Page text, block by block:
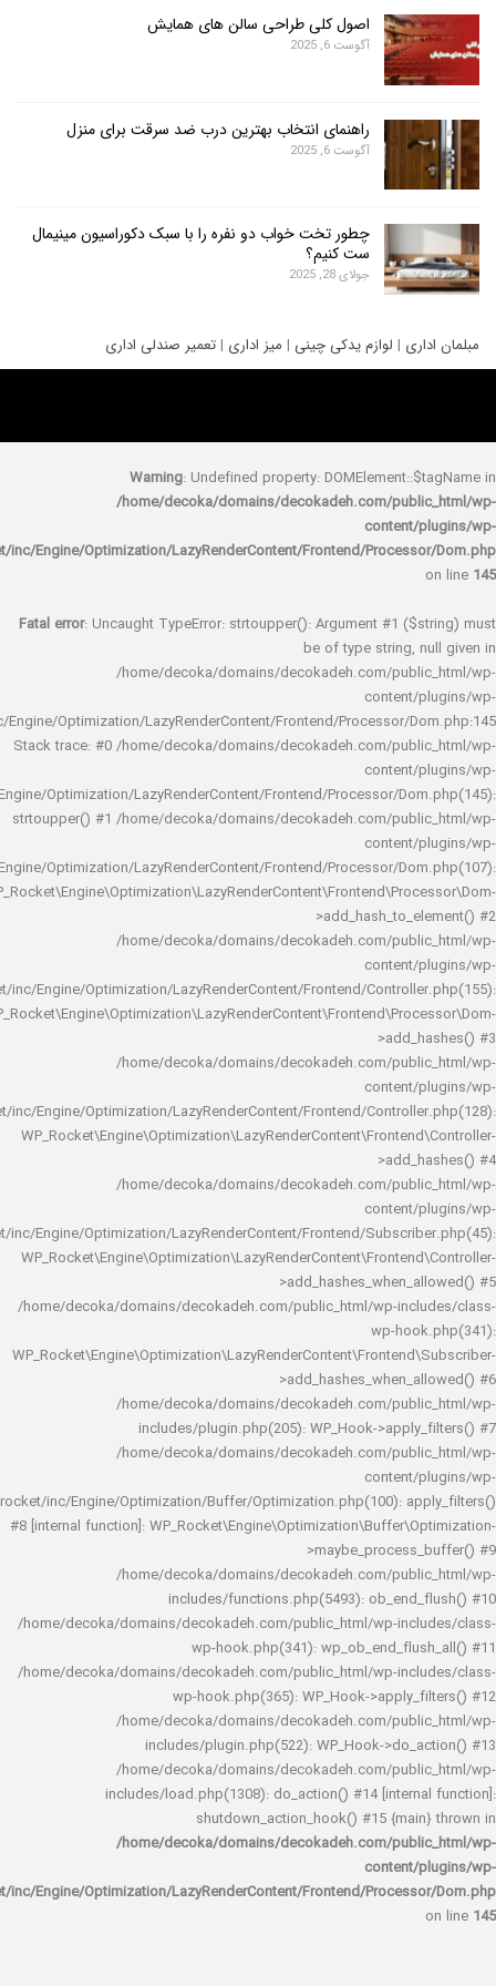
اصول کلی طراحی سالن های همایش
آگوست 6, 2025
راهنمای انتخاب بهترین درب ضد سرقت برای منزل
آگوست 6, 2025
چطور تخت خواب دو نفره را با سبک دکوراسیون مینیمال
ست کنیم؟
جولای 28, 2025
|لوازم یدکی چینی|میز اداری| تعمیر صندلی اداری
Warning: Undefined property:
/home/decoka/domains/decokadeh.com/
rocket/inc/Engine/Optimization/LazyRenderContent/Frontend/
Fatal error : Uncaught TypeError: strtoupper(): Argument #1
be of type string,
/home/decoka/domains/decokadeh.com/
rocket/inc/Engine/Optimization/LazyRenderContent/Frontend/Processor/
Stack trace: #0 /home/decoka/domains/decokadeh.com/
rocket/inc/Engine/Optimization/LazyRenderContent/Frontend/Processor/
strtoupper() #1 /home/decoka/domains/decokadeh.com/
rocket/inc/Engine/Optimization/LazyRenderContent/Frontend/Processor/
/home/decoka/domains/decokadeh.com/
rocket/inc/Engine/Optimization/LazyRenderContent/Frontend/
/home/decoka/domains/decokadeh.com/
rocket/inc/Engine/Optimization/LazyRenderContent/Frontend/
/home/decoka/domains/decokadeh.com/
rocket/inc/Engine/Optimization/LazyRenderContent/Frontend/
/home/decoka/domains/decokadeh.com/public_html/wp-
wp-
/home/decoka/domains/decokadeh.com/
includes/plugin.php(205): WP_Hook-
/home/decoka/domains/decokadeh.com/
rocket/inc/Engine/Optimization/Buffer/Optimization.php(100):
#8 [internal function]:
/home/decoka/domains/decokadeh.com/
includes/functions.php(5493):
/home/decoka/domains/decokadeh.com/public_html/wp-
wp-hook.php(341):
/home/decoka/domains/decokadeh.com/public_html/wp-
wp-hook.php(365): WP_Hook-
/home/decoka/domains/decokadeh.com/
includes/plugin.php(522): WP_Hook-
/home/decoka/domains/decokadeh.com/
includes/load.php(1308): do_action() #14
shutdown_action_hook() #15
/home/decoka/domains/decokadeh.com/
rocket/inc/Engine/Optimization/LazyRenderContent/Frontend/